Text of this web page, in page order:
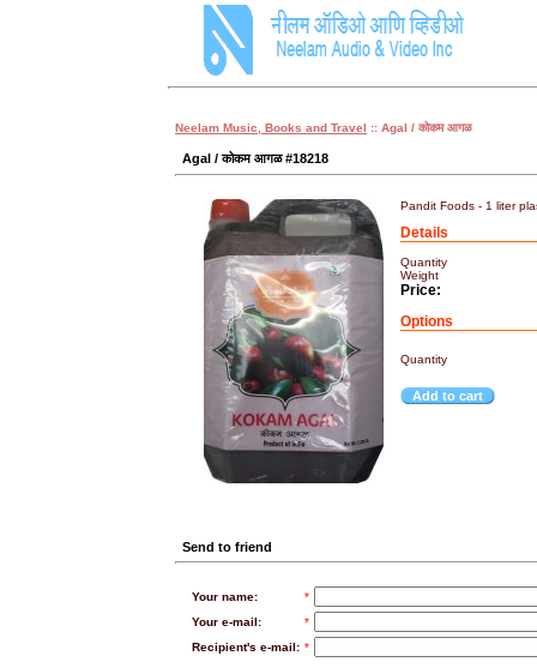
Neelam Music, Books and Travel :: Agal / कोकम आगळ
Agal / कोकम आगळ #18218
Pandit Foods - 1 liter
Details
Quantity
Weight
Price:
Options
Quantity
Add to cart
Send to friend
Your name:
*
Your e-mail:
*
Recipient's e-mail: *